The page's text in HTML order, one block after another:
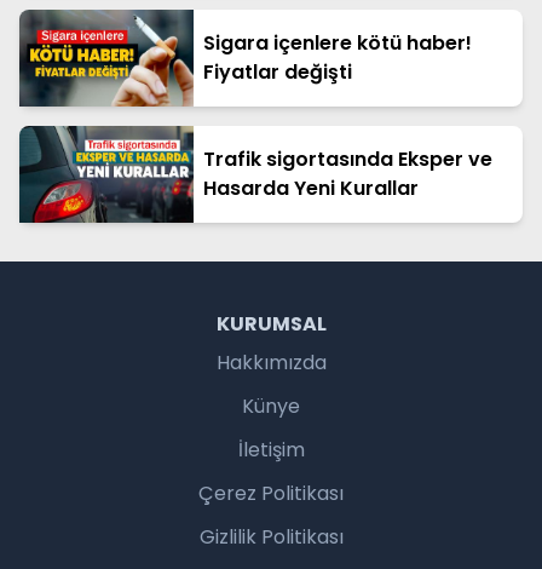
Sigara içenlere kötü haber!
Fiyatlar değişti
Trafik sigortasında Eksper ve
Hasarda Yeni Kurallar
KURUMSAL
Hakkımızda
Künye
İletişim
Çerez Politikası
Gizlilik Politikası